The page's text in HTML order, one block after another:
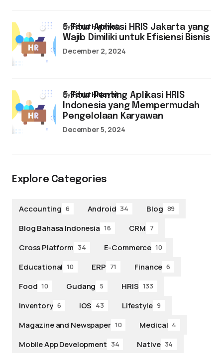
5 Fitur Aplikasi HRIS Jakarta yang
Wajib Dimiliki untuk Efisiensi Bisnis
byFarid Hidayat
December 2, 2024
5 Fitur Penting Aplikasi HRIS
Indonesia yang Mempermudah
Pengelolaan Karyawan
byFarid Hidayat
December 5, 2024
Explore Categories
Accounting 6 Android 34 Blog 89
Blog Bahasa Indonesia 16 CRM 7
Cross Platform 34 E-Commerce 10
Educational 10 ERP 71 Finance 6
Food 10 Gudang 5 HRIS 133
Inventory 6 iOS 43 Lifestyle 9
Magazine and Newspaper 10 Medical 4
Mobile App Development 34 Native 34